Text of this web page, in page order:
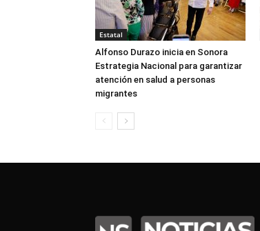
Estatal
Alfonso Durazo inicia en Sonora
Estrategia Nacional para garantizar
atención en salud a personas
migrantes